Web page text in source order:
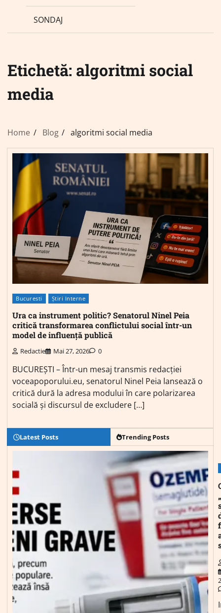
SONDAJ
Etichetă: algoritmi social
media
Home Blog algoritmi social media
Bucuresti Știri Interne
Ura ca instrument politic? Senatorul Ninel Peia
critică transformarea conflictului social într-un
model de influență publică
Redactie Mai 27, 2026 0
BUCUREȘTI – Într-un mesaj transmis redacției
voceapoporului.eu, senatorul Ninel Peia lansează o
critică dură la adresa modului în care polarizarea
socială și discursul de excludere […]
Latest Posts Trending Posts